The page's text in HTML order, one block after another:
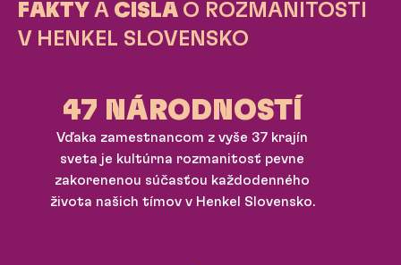
FAKTY A ČÍSLA O ROZMANITOSTI
V HENKEL SLOVENSKO
47 NÁRODNOSTÍ
Vďaka zamestnancom z vyše 37 krajín
sveta je kultúrna rozmanitosť pevne
zakorenenou súčasťou každodenného
života našich tímov v Henkel Slovensko.